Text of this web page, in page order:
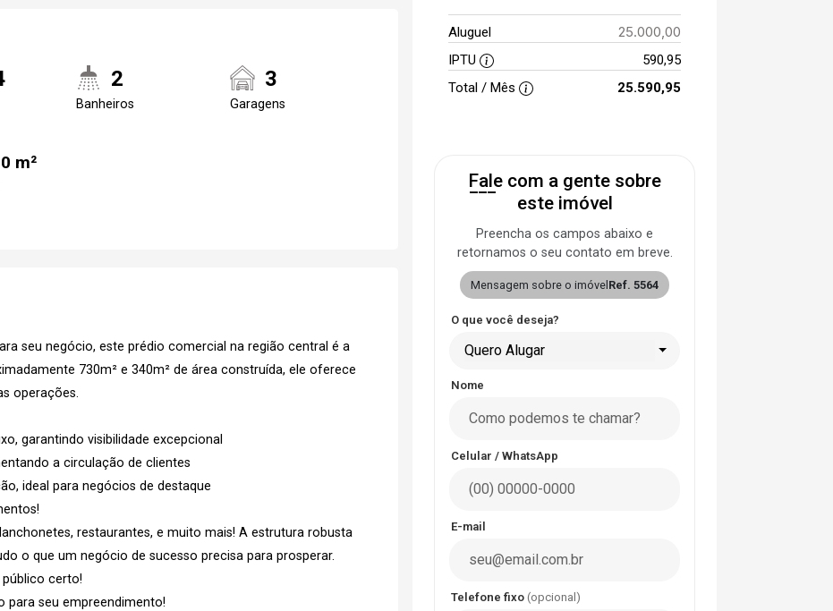
2
Banheiros
3
Garagens
m²
seu negócio, este prédio comercial na região central é a
730m² e 340m² de área construída, ele oferece
operações.
garantindo visibilidade excepcional
a circulação de clientes
ideal para negócios de destaque
restaurantes, e muito mais! A estrutura robusta
o que um negócio de sucesso precisa para prosperar.
certo!
para seu empreendimento!
Aluguel 25.000,00
IPTU
590,95
Total / Mês
25.590,95
Fale com a gente sobre
este imóvel
Preencha os campos abaixo e
retornamos o seu contato em breve.
Mensagem sobre o imóvel Ref. 5564
O que você deseja?
Quero Alugar
Nome
Celular / WhatsApp
E-mail
Telefone fixo (opcional)